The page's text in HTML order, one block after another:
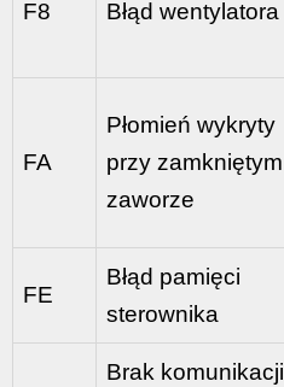
F8 Błąd wentylatora
FA
Płomień wykryty
przy zamkniętym
zaworze
FE
Błąd pamięci
sterownika
Brak komunikacji